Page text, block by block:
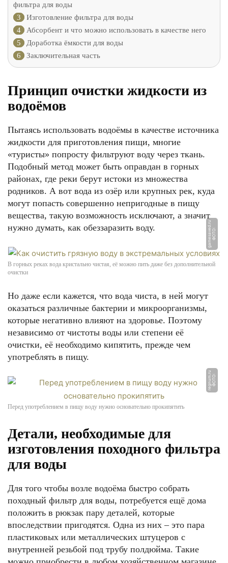
фильтра для воды
3
Изготовление фильтра для воды
4
Абсорбент и что можно использовать в качестве него
5
Доработка ёмкости для воды
6
Заключительная часть
Принцип очистки жидкости из
водоёмов
Пытаясь использовать водоёмы в качестве источника
жидкости для приготовления пищи, многие
«туристы» попросту фильтруют воду через ткань.
Подобный метод может быть оправдан в горных
районах, где реки берут истоки из множества
родников. А вот вода из озёр или крупных рек, куда
могут попасть совершенно непригодные в пищу
вещества, такую возможность исключают, а значит
нужно думать, как обеззаразить воду.
Ф
О
Т
О:
g
a
m
e
s
a
v
e
d.
r
u
В горных реках вода кристально чистая, её можно пить даже без дополнительной
очистки
Но даже если кажется, что вода чиста, в ней могут
оказаться различные бактерии и микроорганизмы,
которые негативно влияют на здоровье. Поэтому
независимо от чистоты воды или степени её
очистки, её необходимо кипятить, прежде чем
употреблять в пищу.
Ф
О
Т
О:
r
e
g
n
u
m.
r
u
Перед употреблением в пищу воду нужно основательно прокипятить
Детали, необходимые для
изготовления походного фильтра
для воды
Для того чтобы возле водоёма быстро собрать
походный фильтр для воды, потребуется ещё дома
положить в рюкзак пару деталей, которые
впоследствии пригодятся. Одна из них – это пара
пластиковых или металлических штуцеров с
внутренней резьбой под трубу полдюйма. Такие